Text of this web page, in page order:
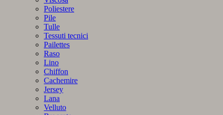
Poliestere
Pile
Tulle
Tessuti tecnici
Pailettes
Raso
Lino
Chiffon
Cachemire
Jersey
Lana
Velluto